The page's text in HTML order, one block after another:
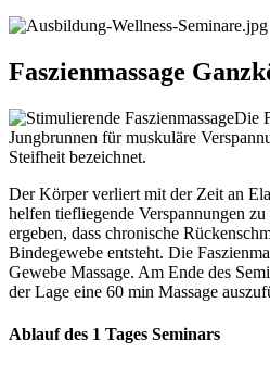
Faszienmassage
Die
Jungbrunnen für muskuläre
Steifheit bezeichnet.
Der Körper verliert mit der Zeit an
helfen tiefliegende Verspannungen
ergeben, dass chronische
Bindegewebe entsteht. Die
Gewebe Massage. Am Ende des
der Lage eine 60 min Massage
Ablauf des 1 Tages Seminars